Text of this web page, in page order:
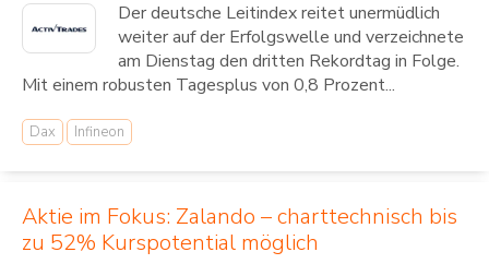
Der deutsche Leitindex reitet unermüdlich
weiter auf der Erfolgswelle und verzeichnete
am Dienstag den dritten Rekordtag in Folge.
Mit einem robusten Tagesplus von 0,8 Prozent...
Dax Infineon
Aktie im Fokus: Zalando – charttechnisch bis
zu 52% Kurspotential möglich